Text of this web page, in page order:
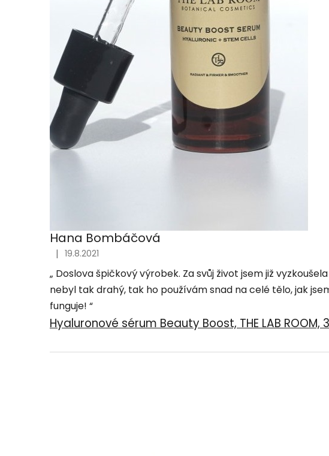
Hana Bombáčová
| 19.8.2021
„ Doslova špičkový výrobek. Za svůj život jsem již
nebyl tak drahý, tak ho používám snad na celé tělo, jak
funguje! “
Hyaluronové sérum Beauty Boost, THE LAB ROOM,